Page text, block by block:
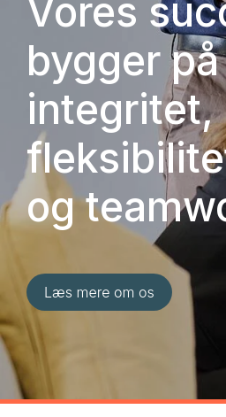
Vores
bygger på
integritet,
og